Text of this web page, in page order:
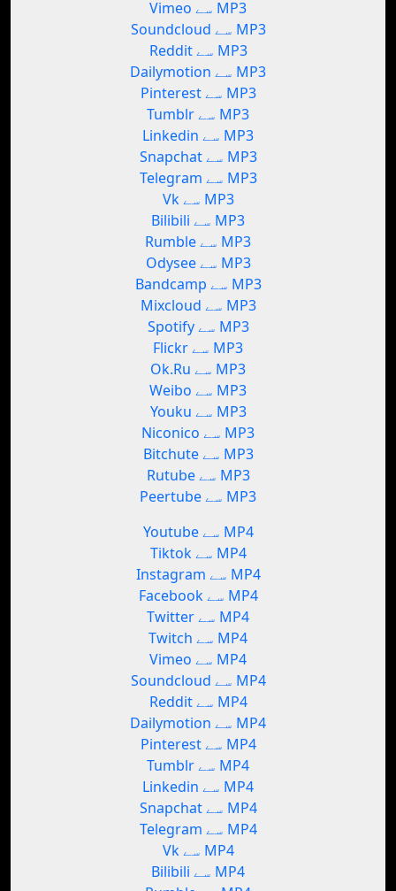
Vimeo سے MP3
Soundcloud سے MP3
Reddit سے MP3
Dailymotion سے MP3
Pinterest سے MP3
Tumblr سے MP3
Linkedin سے MP3
Snapchat سے MP3
Telegram سے MP3
Vk سے MP3
Bilibili سے MP3
Rumble سے MP3
Odysee سے MP3
Bandcamp سے MP3
Mixcloud سے MP3
Spotify سے MP3
Flickr سے MP3
Ok.Ru سے MP3
Weibo سے MP3
Youku سے MP3
Niconico سے MP3
Bitchute سے MP3
Rutube سے MP3
Peertube سے MP3
Youtube سے MP4
Tiktok سے MP4
Instagram سے MP4
Facebook سے MP4
Twitter سے MP4
Twitch سے MP4
Vimeo سے MP4
Soundcloud سے MP4
Reddit سے MP4
Dailymotion سے MP4
Pinterest سے MP4
Tumblr سے MP4
Linkedin سے MP4
Snapchat سے MP4
Telegram سے MP4
Vk سے MP4
Bilibili سے MP4